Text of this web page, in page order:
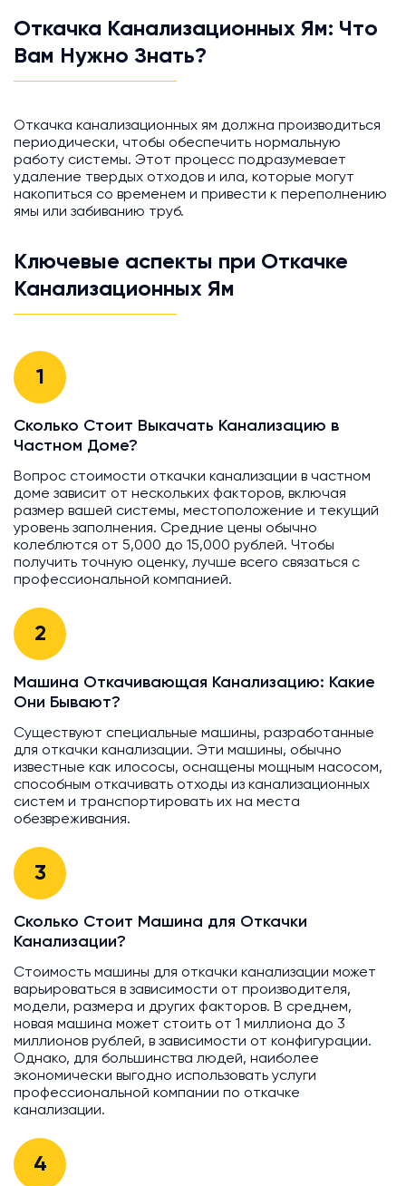
Откачка Канализационных Ям: Что
Вам Нужно Знать?
Откачка канализационных ям должна производиться
периодически, чтобы обеспечить нормальную
работу системы. Этот процесс подразумевает
удаление твердых отходов и ила, которые могут
накопиться со временем и привести к переполнению
ямы или забиванию труб.
Ключевые аспекты при Откачке
Канализационных Ям
1
Сколько Стоит Выкачать Канализацию в
Частном Доме?
Вопрос стоимости откачки канализации в частном
доме зависит от нескольких факторов, включая
размер вашей системы, местоположение и текущий
уровень заполнения. Средние цены обычно
колеблются от 5,000 до 15,000 рублей. Чтобы
получить точную оценку, лучше всего связаться с
профессиональной компанией.
2
Машина Откачивающая Канализацию: Какие
Они Бывают?
Существуют специальные машины, разработанные
для откачки канализации. Эти машины, обычно
известные как илососы, оснащены мощным насосом,
способным откачивать отходы из канализационных
систем и транспортировать их на места
обезвреживания.
3
Сколько Стоит Машина для Откачки
Канализации?
Стоимость машины для откачки канализации может
варьироваться в зависимости от производителя,
модели, размера и других факторов. В среднем,
новая машина может стоить от 1 миллиона до 3
миллионов рублей, в зависимости от конфигурации.
Однако, для большинства людей, наиболее
экономически выгодно использовать услуги
профессиональной компании по откачке
канализации.
4